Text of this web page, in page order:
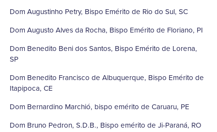
Dom Augustinho Petry, Bispo Emérito de Rio do Sul, SC
Dom Augusto Alves da Rocha, Bispo Emérito de Floriano, PI
Dom Benedito Beni dos Santos, Bispo Emérito de Lorena,
SP
Dom Benedito Francisco de Albuquerque, Bispo Emérito de
Itapipoca, CE
Dom Bernardino Marchió, bispo emérito de Caruaru, PE
Dom Bruno Pedron, S.D.B., Bispo emérito de Ji-Paraná, RO